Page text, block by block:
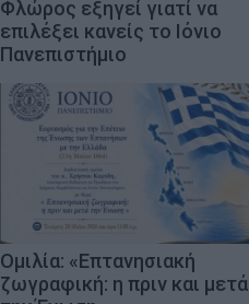
Φλώρος εξηγεί γιατί να
επιλέξει κανείς το Ιόνιο
Πανεπιστήμιο
Ομιλία: «Επτανησιακή
ζωγραφική: η πριν και μετά